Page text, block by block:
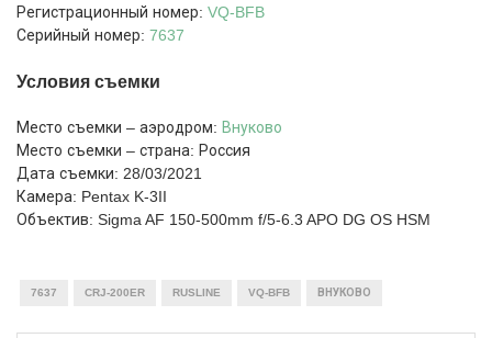
Регистрационный номер: VQ-BFB
Серийный номер: 7637
Условия съемки
Место съемки – аэродром: Внуково
Место съемки – страна: Россия
Дата съемки: 28/03/2021
Камера: Pentax K-3II
Объектив: Sigma AF 150-500mm f/5-6.3 APO DG OS HSM
7637 CRJ-200ER RUSLINE VQ-BFB ВНУКОВО